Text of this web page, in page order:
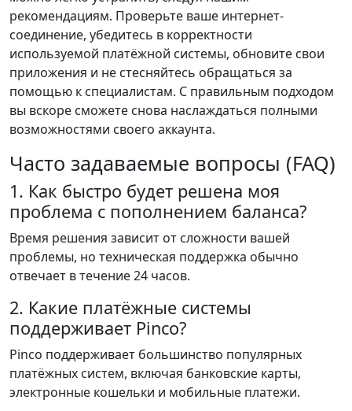
рекомендациям. Проверьте ваше интернет-
соединение, убедитесь в корректности
используемой платёжной системы, обновите свои
приложения и не стесняйтесь обращаться за
помощью к специалистам. С правильным подходом
вы вскоре сможете снова наслаждаться полными
возможностями своего аккаунта.
Часто задаваемые вопросы (FAQ)
1. Как быстро будет решена моя
проблема с пополнением баланса?
Время решения зависит от сложности вашей
проблемы, но техническая поддержка обычно
отвечает в течение 24 часов.
2. Какие платёжные системы
поддерживает Pinco?
Pinco поддерживает большинство популярных
платёжных систем, включая банковские карты,
электронные кошельки и мобильные платежи.